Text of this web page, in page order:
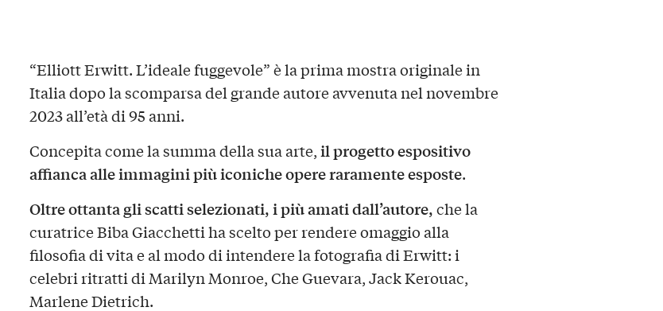
“Elliott Erwitt. L’ideale fuggevole” è la prima mostra originale in
Italia dopo la scomparsa del grande autore avvenuta nel novembre
2023 all’età di 95 anni.
Concepita come la summa della sua arte,il progetto espositivo
affianca alle immagini più iconiche opere raramente esposte.
Oltre ottanta gli scatti selezionati, i più amati dall’autore,che la
curatrice Biba Giacchetti ha scelto per rendere omaggio alla
filosofia di vita e al modo di intendere la fotografia di Erwitt: i
celebri ritratti di Marilyn Monroe, Che Guevara, Jack Kerouac,
Marlene Dietrich.